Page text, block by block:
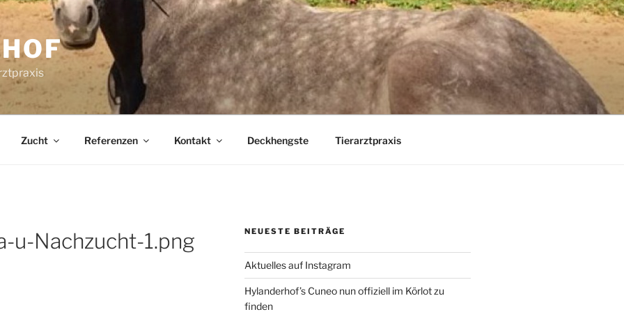
Zucht Referenzen Kontakt Deckhengste Tierarztpraxis
u-Nachzucht-1.png NEUESTE BEITRÄGE
Aktuelles auf Instagram
Hylanderhof’s Cuneo nun offiziell im Körlot zu
finden